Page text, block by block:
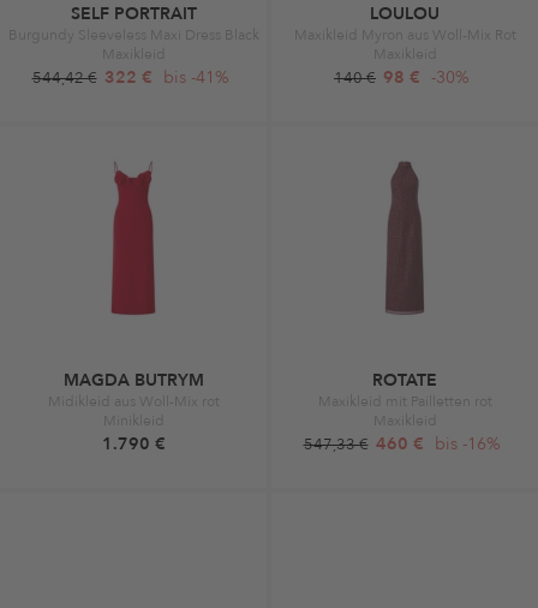
SELF PORTRAIT
Burgundy Sleeveless Maxi Dress Black
Maxikleid
544,42 € 322 € bis -41%
LOULOU
Maxikleid Myron aus Woll-Mix Rot
Maxikleid
140 € 98 € -30%
MAGDA BUTRYM
Midikleid aus Woll-Mix rot
Minikleid
1.790 €
ROTATE
Maxikleid mit Pailletten rot
Maxikleid
547,33 € 460 € bis -16%